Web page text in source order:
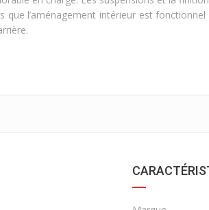
l’aménagement intérieur est